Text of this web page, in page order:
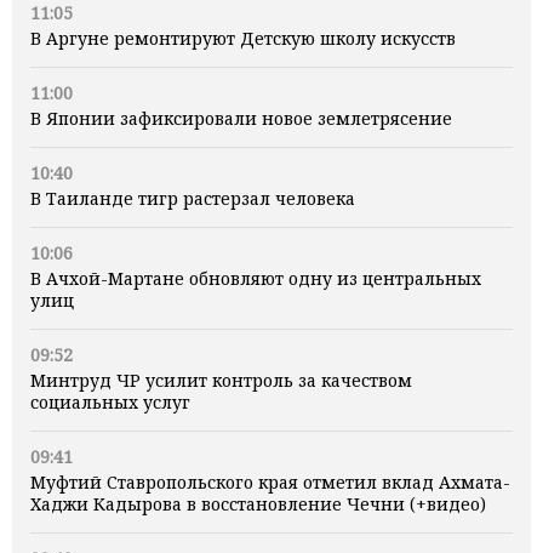
11:05
В Аргуне ремонтируют Детскую школу искусств
11:00
В Японии зафиксировали новое землетрясение
10:40
В Таиланде тигр растерзал человека
10:06
В Ачхой-Мартане обновляют одну из центральных
улиц
09:52
Минтруд ЧР усилит контроль за качеством
социальных услуг
09:41
Муфтий Ставропольского края отметил вклад Ахмата-
Хаджи Кадырова в восстановление Чечни (+видео)